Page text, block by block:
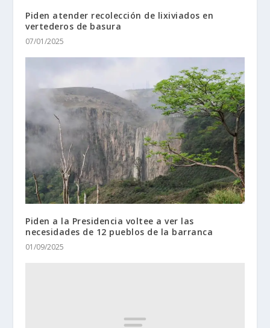
Piden atender recolección de lixiviados en
vertederos de basura
07/01/2025
Piden a la Presidencia voltee a ver las
necesidades de 12 pueblos de la barranca
01/09/2025